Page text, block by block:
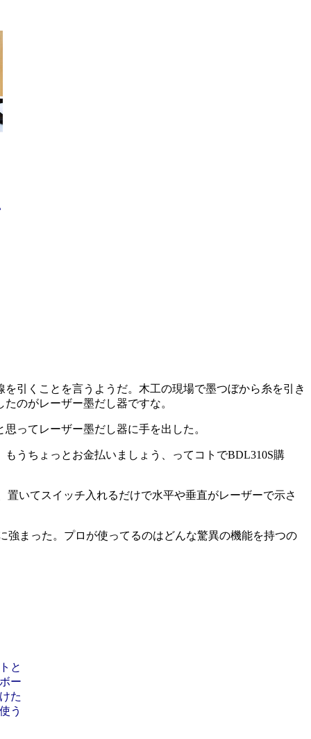
引くことを言うようだ。木工の現場で墨つぼから糸を引き
のがレーザー墨だし器ですな。
ってレーザー墨だし器に手を出した。
うちょっとお金払いましょう、ってコトでBDL310S購
いてスイッチ入れるだけで水平や垂直がレーザーで示さ
まった。プロが使ってるのはどんな驚異の機能を持つの
と
ー
た
う